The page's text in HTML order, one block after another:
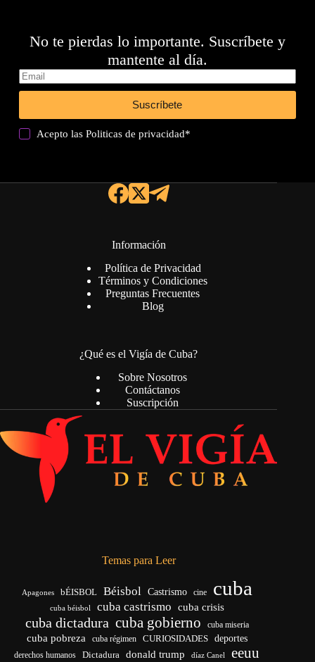
No te pierdas lo importante. Suscríbete y
mantente al día.
Suscríbete
Acepto lasPoliticas de privacidad*
Información
Política de Privacidad
Términos y Condiciones
Preguntas Frecuentes
Blog
¿Qué es el Vigía de Cuba?
Sobre Nosotros
Contáctanos
Suscripción
Temas para Leer
Apagones bÉISBOL Béisbol Castrismo cine cuba
cuba béisbol cuba castrismo cuba crisis
cuba dictadura cuba gobierno cuba miseria
cuba pobreza cuba régimen CURIOSIDADES deportes
derechos humanos Dictadura donald trump díaz Canel eeuu